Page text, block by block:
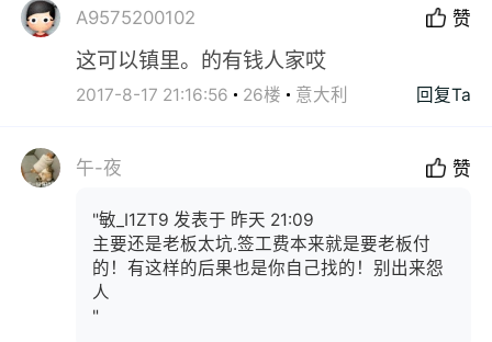
A9575200102 赞
这可以镇里。的有钱人家哎
2017-8-17 21:16:56 26楼 意大利 回复Ta
午-夜 赞
"敏_I1ZT9 发表于 昨天 21:09
主要还是老板太坑.签工费本来就是要老板付
的！有这样的后果也是你自己找的！别出来怨
人
"